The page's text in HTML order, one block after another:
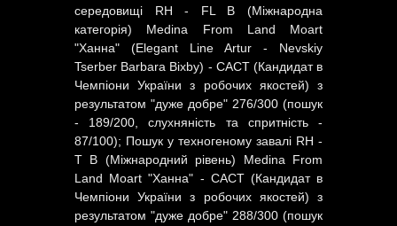
середовищі RH - FL B (Міжнародна
категорія) Medina From Land Moart
"Ханна" (Elegant Line Artur - Nevskiy
Tserber Barbara Bixby) - САСТ (Кандидат в
Чемпіони України з робочих якостей) з
результатом "дуже добре" 276/300 (пошук
- 189/200, слухняність та спритність -
87/100); Пошук у техногеному завалі RH -
Т B (Міжнародний рівень) Medina From
Land Moart "Ханна" - САСТ (Кандидат в
Чемпіони України з робочих якостей) з
результатом "дуже добре" 288/300 (пошук